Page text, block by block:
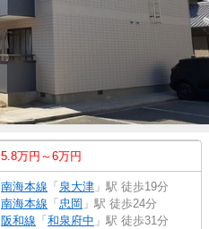
5.8万円～6万円
南海本線 「 泉大津 」駅 徒歩19分
南海本線 「 忠岡 」駅 徒歩24分
阪和線 「 和泉府中 」駅 徒歩31分